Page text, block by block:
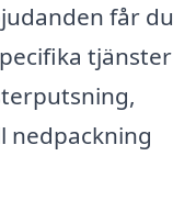
får du
tjänster
nedpackning